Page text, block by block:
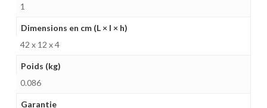
1
Dimensions en cm (L × l × h)
42 x 12 x 4
Poids (kg)
0.086
Garantie